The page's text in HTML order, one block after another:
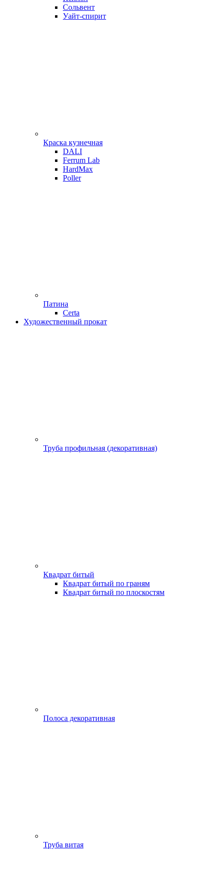
Сольвент
Уайт-спирит
Краска кузнечная
DALI
Ferrum Lab
HardMax
Poller
Патина
Certa
Художественный прокат
Труба профильная (декоративная)
Квадрат битый
Квадрат битый по граням
Квадрат битый по плоскостям
Полоса декоративная
Труба витая